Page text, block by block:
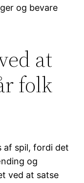
og bevare
at
folk
af spil, fordi det
og
ved at satse